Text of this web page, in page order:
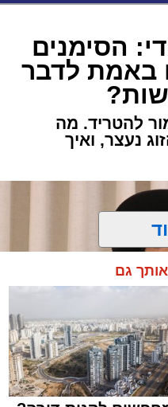
הסימנים
באמת לדבר
להטריד. מה
נעצר, ואיך
אותך גם